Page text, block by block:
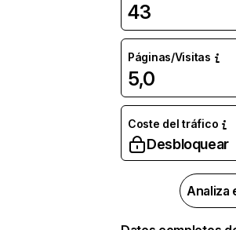
43
Páginas/Visitas
5,0
Coste del tráfico
Desbloquear
Analiza